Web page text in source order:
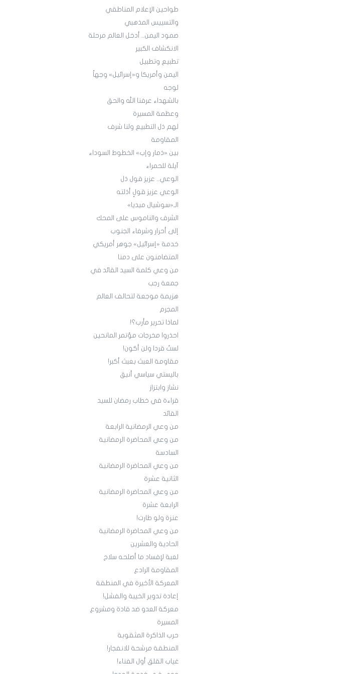
طواحين الإعلام المناطقي
والتسييس المذهبي
صمود اليمن.. أدخل العالم مرحلة
الانكشاف الكبير
تطبيع وتطبيل
اليمن وأمريكا و«إسرائيل» وجهاً
لوجه
بالشهداء عرفنا الله والحق
وعظمة المسيرة
لهم ذل التطبيع ولنا شرف
المقاومة
بين «ذمار وإب» الخطوط السوداء
آيلة للحمراء
الوعي.. عزيز قول ذل
الوعي عزيز قولٍ أذلته
الـ«سوشيال ميديا»
الشرف والناموس على المحك
إلى أحرار وشرفاء الجنوب
خدمة «إسرائيل» جوهر أمريكي
المتضامنون على دمنا
من وعي كلمة السيد القائد في
جمعة رجب
هزيمة موجعة لتحالف العالم
المجرم
لماذا تحرير مأرب؟!
احذروا مخرجات مؤتمر المانحين
لستُ قردا ولن أكون!
مقاومة العبث بعبث أكبر!
باليستي سياسي أنيق
نشاز وابتزاز
قراءة في خطاب رمضان للسيد
القائد
من وعي الرمضانية الرابعة
من وعي المحاضرة الرمضانية
السادسة
من وعي المحاضرة الرمضانية
الثانية عشرة
من وعي المحاضرة الرمضانية
الرابعة عشرة
عنزة ولو طارت!
من وعي المحاضرة الرمضانية
الحادية والعشرين
لعبة لإفساد ما أصلحه سلاح
المقاومة الرادع
المعركة الأخيرة في المنطقة
إعادة تدوير الخيبة والفشل!
معركة العدو ضد قادة ومشروع
المسيرة
حرب الذاكرة المثقوبة
المنطقة مرشحة للانفجار!
غياب القلق أول الفناء!